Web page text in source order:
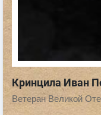
Кринцила Иван
Ветеран Великой